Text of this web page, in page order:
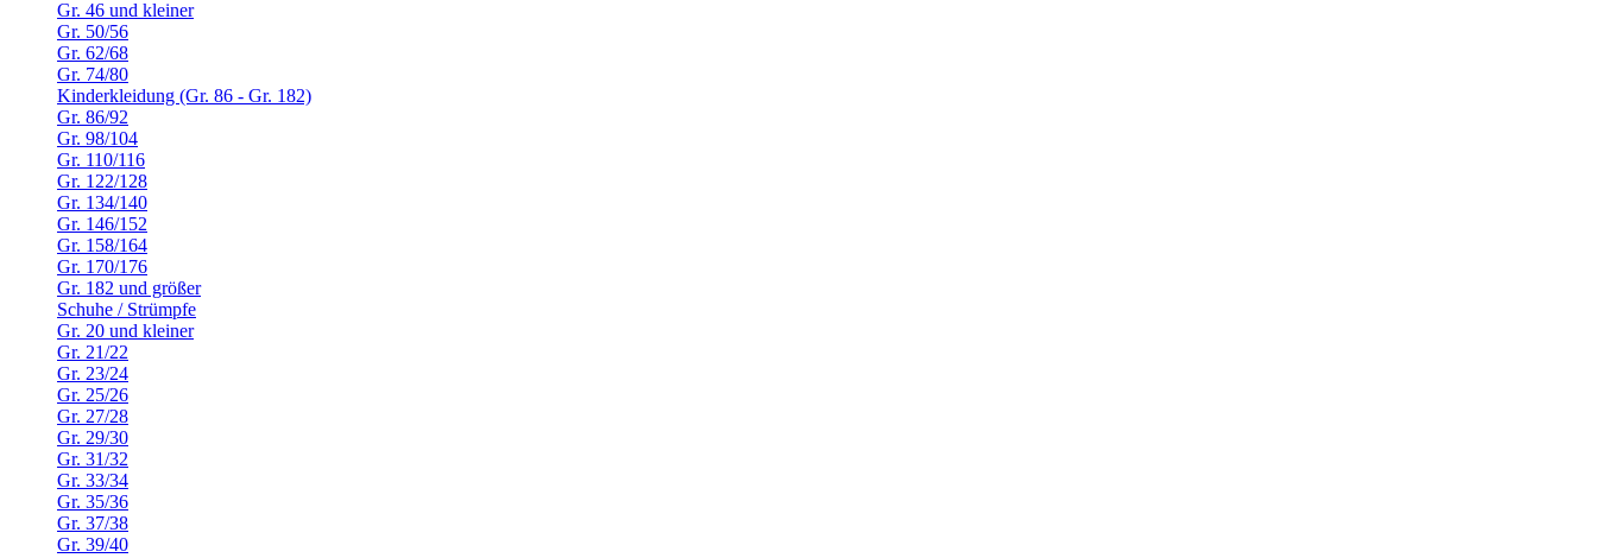
Gr. 46 und kleiner
Gr. 50/56
Gr. 62/68
Gr. 74/80
Kinderkleidung (Gr. 86 - Gr. 182)
Gr. 86/92
Gr. 98/104
Gr. 110/116
Gr. 122/128
Gr. 134/140
Gr. 146/152
Gr. 158/164
Gr. 170/176
Gr. 182 und größer
Schuhe / Strümpfe
Gr. 20 und kleiner
Gr. 21/22
Gr. 23/24
Gr. 25/26
Gr. 27/28
Gr. 29/30
Gr. 31/32
Gr. 33/34
Gr. 35/36
Gr. 37/38
Gr. 39/40